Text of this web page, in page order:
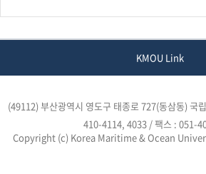
KMOU Link
(49112) 부산광역시 영도구 태종로 727(동삼동) 국
410-4114, 4033 / 팩스 : 051-
Copyright (c) Korea Maritime & Ocean